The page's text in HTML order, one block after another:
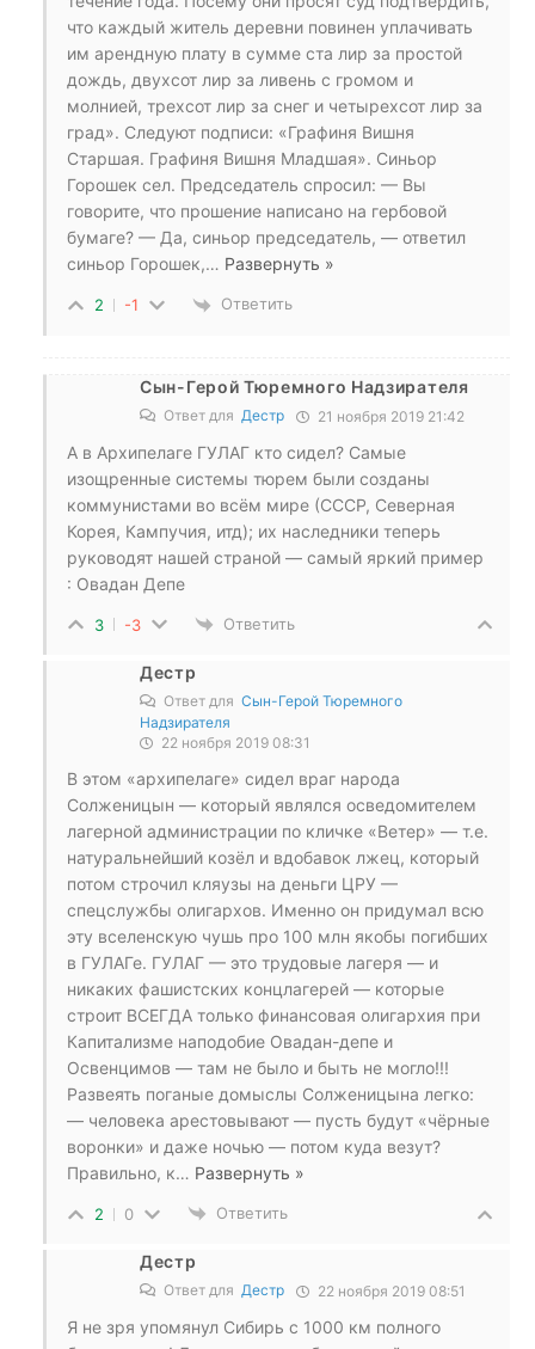
что каждый житель деревни повинен уплачивать
им арендную плату в сумме ста лир за простой
дождь, двухсот лир за ливень с громом и
молнией, трехсот лир за снег и четырехсот лир за
град». Следуют подписи: «Графиня Вишня
Старшая. Графиня Вишня Младшая». Синьор
Горошек сел. Председатель спросил: — Вы
говорите, что прошение написано на гербовой
бумаге? — Да, синьор председатель, — ответил
синьор Горошек,… Развернуть »
2 -1 Ответить
Сын-Герой Тюремного Надзирателя
Ответ для Дестр 21 ноября 2019 21:42
А в Архипелаге ГУЛАГ кто сидел? Самые
изощренные системы тюрем были созданы
коммунистами во всём мире (СССР, Северная
Корея, Кампучия, итд); их наследники теперь
руководят нашей страной — самый яркий пример
: Овадан Депе
3 -3 Ответить
Дестр
Ответ для Сын-Герой Тюремного
Надзирателя
22 ноября 2019 08:31
В этом «архипелаге» сидел враг народа
Солженицын — который являлся осведомителем
лагерной администрации по кличке «Ветер» — т.е.
натуральнейший козёл и вдобавок лжец, который
потом строчил кляузы на деньги ЦРУ —
спецслужбы олигархов. Именно он придумал всю
эту вселенскую чушь про 100 млн якобы погибших
в ГУЛАГе. ГУЛАГ — это трудовые лагеря — и
никаких фашистских концлагерей — которые
строит ВСЕГДА только финансовая олигархия при
Капитализме наподобие Овадан-депе и
Освенцимов — там не было и быть не могло!!!
Развеять поганые домыслы Солженицына легко:
— человека арестовывают — пусть будут «чёрные
воронки» и даже ночью — потом куда везут?
Правильно, к… Развернуть »
2 0 Ответить
Дестр
Ответ для Дестр 22 ноября 2019 08:51
Я не зря упомянул Сибирь с 1000 км полного